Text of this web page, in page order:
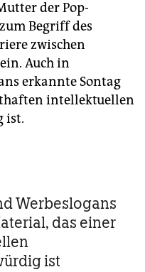
der Pop-
Begriff des
zwischen
Auch in
erkannte Sontag
intellektuellen
ist.
Werbeslogans
das einer
ist